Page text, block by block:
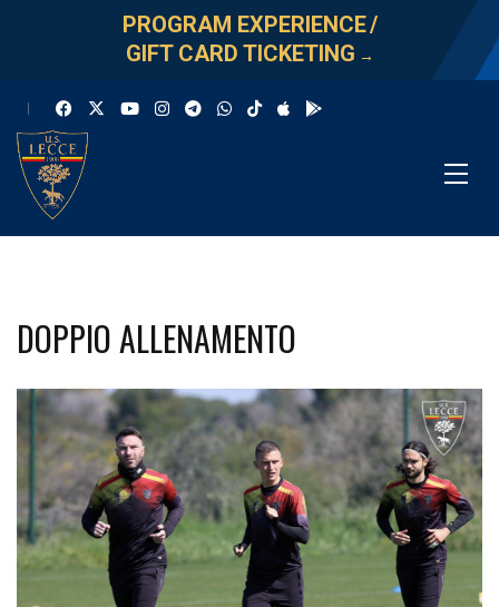
PROGRAM EXPERIENCE/
GIFT CARD TICKETING →
DOPPIO ALLENAMENTO